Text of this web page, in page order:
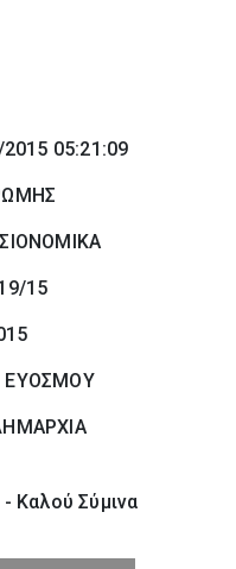
05:21:09
15
ΕΥΟΣΜΟΥ
Καλού Σύµινα